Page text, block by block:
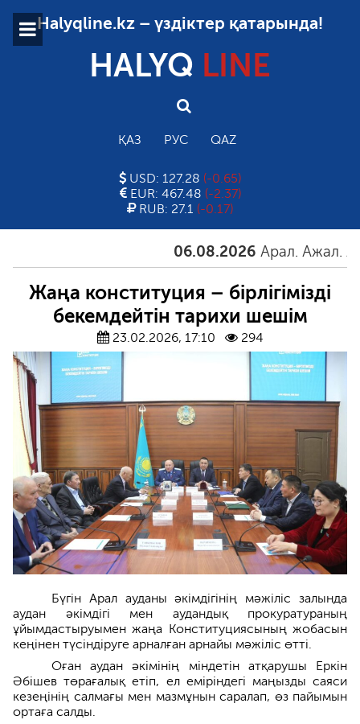
Halyqline.kz – үздіктер қатарында!
HALYQ LINE
ҚАЗ РУС QAZ
USD: 127.28 (-0.65)
EUR: 467.48 (-2.37)
RUB: 27.1 (-0.17)
06.08.2026 Арал. Ажал. Айғақ
Жаңа конституция – бірлігімізді
бекемдейтін тарихи шешім
23.02.2026, 17:10 294
Бүгін Арал ауданы әкімдігінің мәжіліс залында
аудан әкімдігі мен аудандық прокуратураның
ұйымдастыруымен жаңа Конституциясының жобасын
кеңінен түсіндіруге арналған арнайы мәжіліс өтті.
Оған аудан әкімінің міндетін атқарушы Еркін
Әбішев төрағалық етіп, ел еміріндегі маңызды саяси
кезеңінің салмағы мен мазмұнын саралап, өз пайымын
ортаға салды.